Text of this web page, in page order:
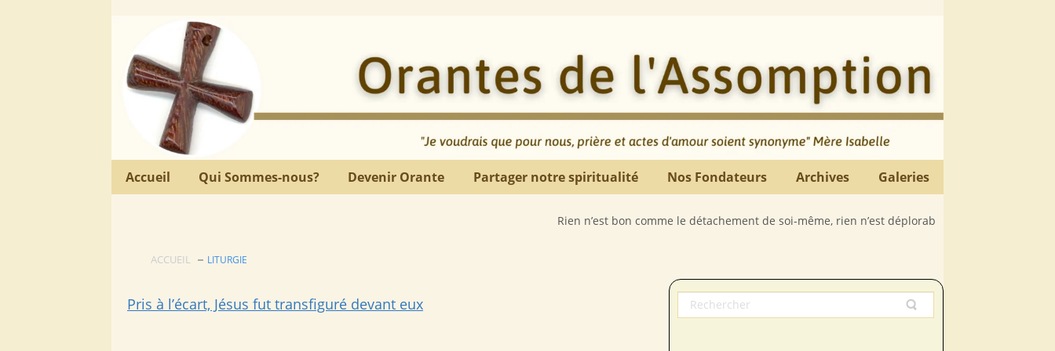
Accueil Qui Sommes-nous? Devenir Orante Partager notre spiritualité Nos Fondateurs Archives Galeries
Rien n’est bon comme le détachement de soi-même, rien n’est déplorable comme la paresse
ACCUEIL LITURGIE
Pris à l’écart, Jésus fut transfiguré devant eux